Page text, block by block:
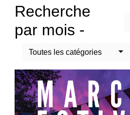
Recherche
par mois -
Toutes les catégories